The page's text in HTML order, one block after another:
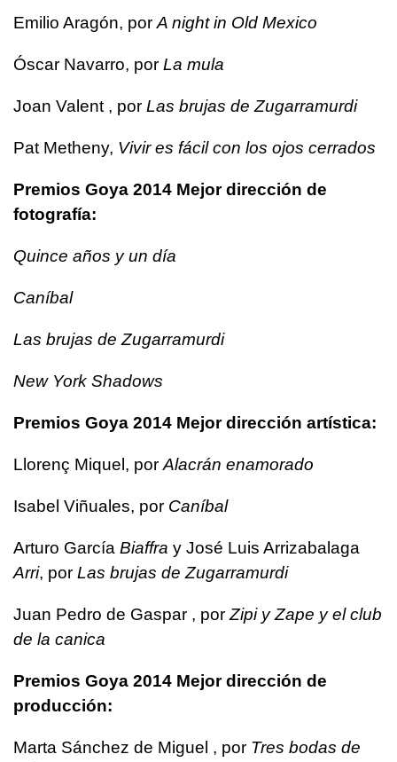
Emilio Aragón, porA night in Old Mexico
Óscar Navarro, por La mula
Joan Valent , por Las brujas de Zugarramurdi
Pat Metheny, Vivir es fácil con los ojos cerrados
Premios Goya 2014 Mejor dirección de
fotografía:
Quince años y un día
Caníbal
Las brujas de Zugarramurdi
New York Shadows
Premios Goya 2014 Mejor dirección artística:
Llorenç Miquel, porAlacrán enamorado
Isabel Viñuales, por Caníbal
Arturo García Biaffra y José Luis Arrizabalaga
Arri, por Las brujas de Zugarramurdi
Juan Pedro de Gaspar , porZipi y Zape y el club
de la canica
Premios Goya 2014 Mejor dirección de
producción:
Marta Sánchez de Miguel , por Tres bodas de